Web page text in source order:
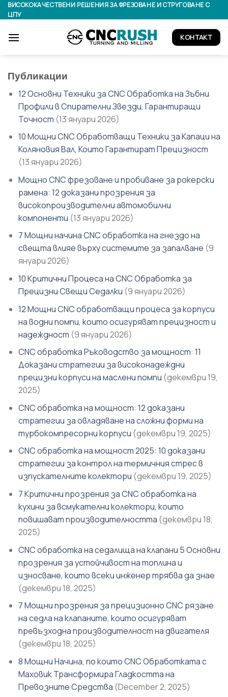
Skip
to
ВИСОКОКАЧЕСТВЕНИ РЕШЕНИЯ ЗА ФРЕЗОВАНЕ И СТРУГОВАНЕ С
ЦПУ
КОНТАКТ
Публикации
12 Основни Техники за CNC Обработка на Зъбни
Профили в Спирателни Звезди, Гарантиращи
Точност (13 януари 2026)
10 Мощни CNC Обработващи Техники за Капаци на
Коляновия Вал, Които Гарантират Прецизност
(13 януари 2026)
Мощно CNC фрезоване и пробиване за рокерски
рамена: 12 доказани прозрения за
високопроизводителни автомобилни
компоненти (13 януари 2026)
7 Мощни начина CNC обработка на гнездо на
свещта влияе върху системите за запалване (9
януари 2026)
10 Критични Процеса на CNC Обработка за
Прецизни Свещи Седалки (9 януари 2026)
12 Мощни CNC обработващи процеса за корпуси
на водни помпи, които осигуряват прецизност и
надеждност (9 януари 2026)
CNC обработка Ръководство за мощност: 11
Доказани стратегии за високонадеждни
прецизни корпуси на маслени помпи (декември 19,
2025)
CNC обработка на мощност: 12 доказани
стратегии за овладяване на сложни форми на
турбокомпресорни корпуси (декември 19, 2025)
CNC обработка на мощност 2025: 10 доказани
стратегии за контрол на термичния стрес в
изпускателните колектори (декември 19, 2025)
7 Критични прозрения за CNC обработка на
кухини за всмукателни колектори, които
повишават производителността (декември 18,
2025)
CNC обработка на седалища на клапани 5 Основни
прозрения за устойчивост на топлина и
износване, които всеки инженер трябва да знае
(декември 18, 2025)
7 Мощни прозрения за прецизионно CNC рязане
на седла на клапаните, които осигуряват
превъзходна производителност на двигателя
(декември 18, 2025)
8 Мощни Начина, по които CNC Обработката с
Маховик Трансформира Гладкостта на
Превозните Средства (December 2, 2025)